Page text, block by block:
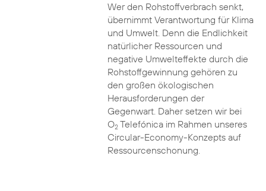
Wer den Rohstoffverbrach senkt,
übernimmt Verantwortung für Klima
und Umwelt. Denn die Endlichkeit
natürlicher Ressourcen und
negative Umwelteffekte durch die
Rohstoffgewinnung gehören zu
den großen ökologischen
Herausforderungen der
Gegenwart. Daher setzen wir bei
O2Telefónica im Rahmen unseres
Circular-Economy-Konzepts auf
Ressourcenschonung.